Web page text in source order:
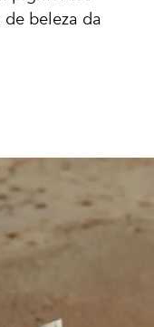
beleza da